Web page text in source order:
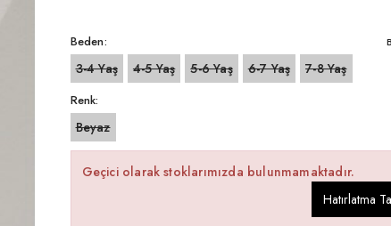
Beden:
3-4 Yaş 4-5 Yaş 5-6 Yaş 6-7 Yaş 7-8 Yaş
Renk:
Beyaz
Geçici olarak stoklarımızda bulunmamaktadır.
Hatırlatma